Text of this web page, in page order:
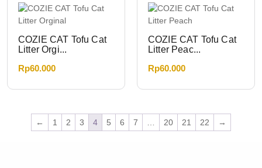
COZIE CAT Tofu Cat
Litter Orgi...
Rp60.000
COZIE CAT Tofu Cat
Litter Peac...
Rp60.000
← 1 2 3 4 5 6 7 … 20 21 22 →